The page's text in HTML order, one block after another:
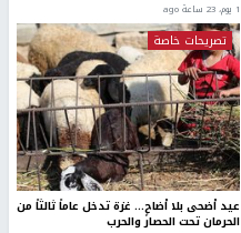
1 يوم، 23 ساعة ago
تصريحات خاصة
عيد أضحى بلا أضاحٍ… غزة تدخل عاماً ثالثاً من
الحرمان تحت الحصار والحرب